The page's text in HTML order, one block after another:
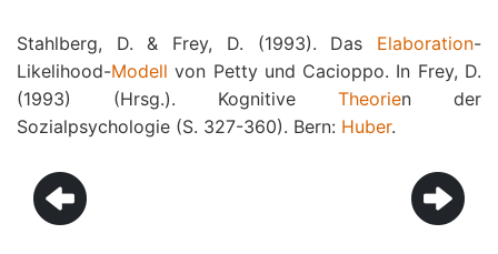
Stahlberg, D. & Frey, D. (1993). Das Elaboration-
Likelihood-Modell von Petty und Cacioppo. In Frey, D.
(1993) (Hrsg.). Kognitive Theorien der
Sozialpsychologie (S. 327-360). Bern: Huber.